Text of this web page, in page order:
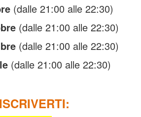
(dalle 21:00 alle 22:30)
(dalle 21:00 alle 22:30)
(dalle 21:00 alle 22:30)
(dalle 21:00 alle 22:30)